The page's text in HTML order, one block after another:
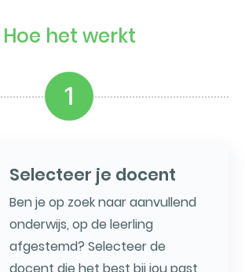
Hoe het werkt
1
Selecteer je docent
Ben je op zoek naar aanvullend
onderwijs, op de leerling
afgestemd? Selecteer de